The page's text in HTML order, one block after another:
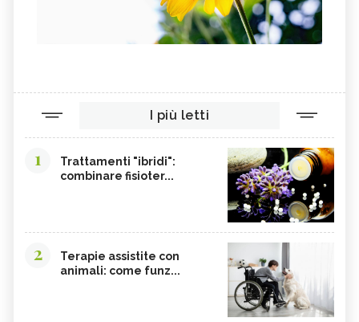
I più letti
1
Trattamenti "ibridi":
combinare fisioter...
2
Terapie assistite con
animali: come funz...